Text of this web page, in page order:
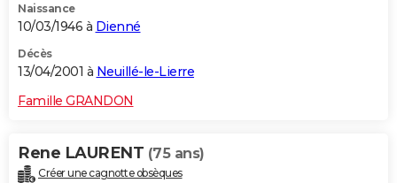
Naissance
10/03/1946 à Dienné
Décès
13/04/2001 à Neuillé-le-Lierre
Famille GRANDON
Rene LAURENT (75 ans)
Créer une cagnotte obsèques